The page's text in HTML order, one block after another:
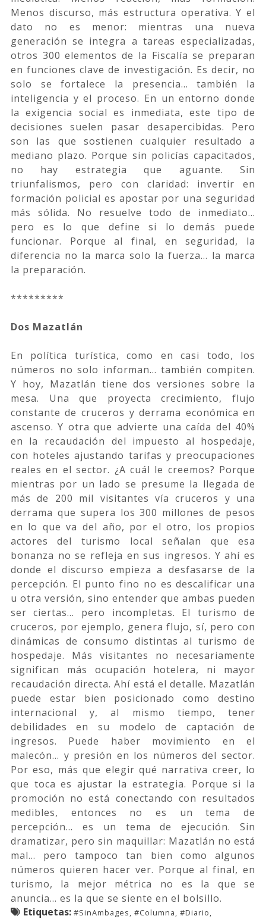
Menos discurso, más estructura operativa. Y el
dato no es menor: mientras una nueva
generación se integra a tareas especializadas,
otros 300 elementos de la Fiscalía se preparan
en funciones clave de investigación. Es decir, no
solo se fortalece la presencia… también la
inteligencia y el proceso. En un entorno donde
la exigencia social es inmediata, este tipo de
decisiones suelen pasar desapercibidas. Pero
son las que sostienen cualquier resultado a
mediano plazo. Porque sin policías capacitados,
no hay estrategia que aguante. Sin
triunfalismos, pero con claridad: invertir en
formación policial es apostar por una seguridad
más sólida. No resuelve todo de inmediato…
pero es lo que define si lo demás puede
funcionar. Porque al final, en seguridad, la
diferencia no la marca solo la fuerza… la marca
la preparación.
*********
Dos Mazatlán
En política turística, como en casi todo, los
números no solo informan… también compiten.
Y hoy, Mazatlán tiene dos versiones sobre la
mesa. Una que proyecta crecimiento, flujo
constante de cruceros y derrama económica en
ascenso. Y otra que advierte una caída del 40%
en la recaudación del impuesto al hospedaje,
con hoteles ajustando tarifas y preocupaciones
reales en el sector. ¿A cuál le creemos? Porque
mientras por un lado se presume la llegada de
más de 200 mil visitantes vía cruceros y una
derrama que supera los 300 millones de pesos
en lo que va del año, por el otro, los propios
actores del turismo local señalan que esa
bonanza no se refleja en sus ingresos. Y ahí es
donde el discurso empieza a desfasarse de la
percepción. El punto fino no es descalificar una
u otra versión, sino entender que ambas pueden
ser ciertas… pero incompletas. El turismo de
cruceros, por ejemplo, genera flujo, sí, pero con
dinámicas de consumo distintas al turismo de
hospedaje. Más visitantes no necesariamente
significan más ocupación hotelera, ni mayor
recaudación directa. Ahí está el detalle. Mazatlán
puede estar bien posicionado como destino
internacional y, al mismo tiempo, tener
debilidades en su modelo de captación de
ingresos. Puede haber movimiento en el
malecón… y presión en los números del sector.
Por eso, más que elegir qué narrativa creer, lo
que toca es ajustar la estrategia. Porque si la
promoción no está conectando con resultados
medibles, entonces no es un tema de
percepción… es un tema de ejecución. Sin
dramatizar, pero sin maquillar: Mazatlán no está
mal… pero tampoco tan bien como algunos
números quieren hacer ver. Porque al final, en
turismo, la mejor métrica no es la que se
anuncia… es la que se siente en el bolsillo.
Etiquetas: #SinAmbages, #Columna, #Diario,